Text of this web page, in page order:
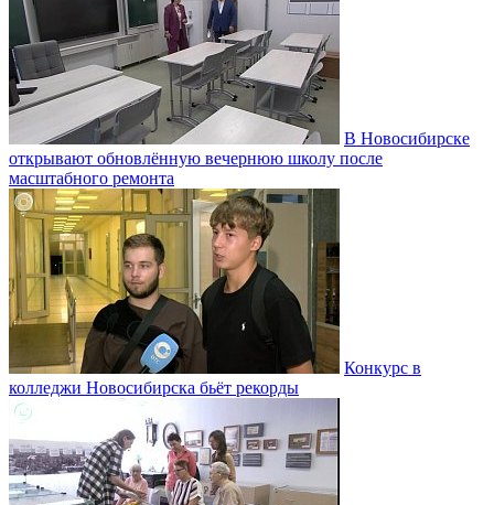
В Новосибирске
открывают обновлённую вечернюю школу после
масштабного ремонта
Конкурс в
колледжи Новосибирска бьёт рекорды